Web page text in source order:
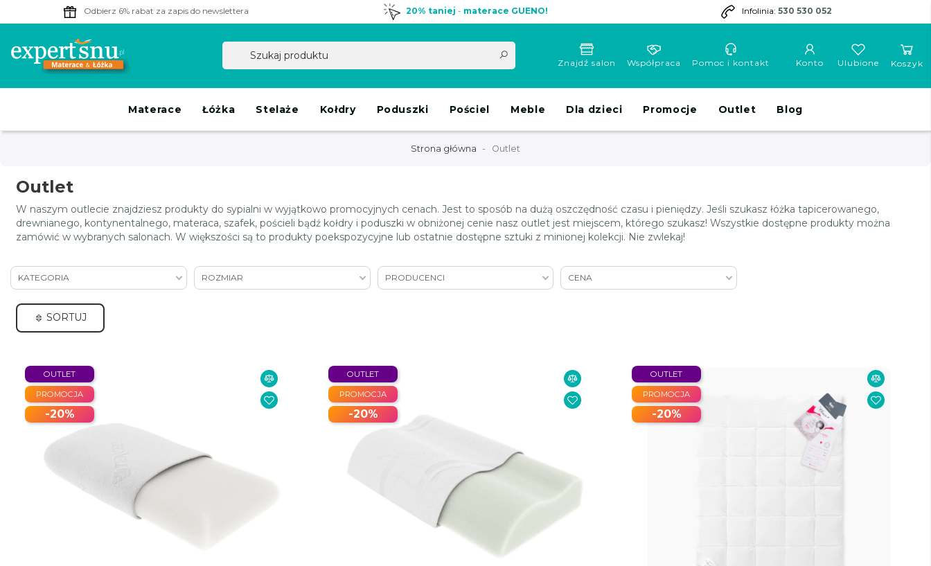
Odbierz 6% rabat za zapis do newslettera 20% taniej - materace GUENO! Infolinia: 530 530 052
Znajdź salon Współpraca Pomoc i kontakt Konto Koszyk
Ulubione
Materace Łóżka Stelaże Kołdry Poduszki Pościel Meble Dla dzieci Promocje Outlet Blog
Strona główna Outlet
Outlet
W naszym outlecie znajdziesz produkty do sypialni w wyjątkowo promocyjnych cenach. Jest to sposób na dużą oszczędność czasu i pieniędzy. Jeśli szukasz łóżka tapicerowanego,
drewnianego, kontynentalnego, materaca, szafek, pościeli bądź kołdry i poduszki w obniżonej cenie nasz outlet jest miejscem, którego szukasz! Wszystkie dostępne produkty można
zamówić w wybranych salonach. W większości są to produkty poekspozycyjne lub ostatnie dostępne sztuki z minionej kolekcji. Nie zwlekaj!
KATEGORIA ROZMIAR PRODUCENCI CENA
SORTUJ
PROMOCJA
-20%
OUTLET
PROMOCJA
-20%
OUTLET
PROMOCJA
-20%
OUTLET